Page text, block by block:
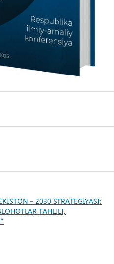
– 2030 STRATEGIYASI:
TAHLILI,